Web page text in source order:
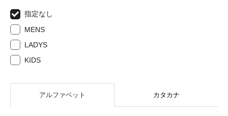
指定なし
MENS
LADYS
KIDS
アルファベット カタカナ